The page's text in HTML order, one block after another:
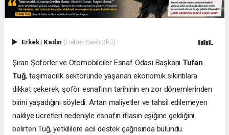
Erkek| Kadın (Haberi Sesli Oku)
Şiran Şoförler ve Otomobilciler Esnaf Odası Başkanı Tufan
Tuğ, taşımacılık sektöründe yaşanan ekonomik sıkıntılara
dikkat çekerek, şoför esnafının tarihinin en zor dönemlerinden
birini yaşadığını söyledi. Artan maliyetler ve tahsil edilemeyen
nakliye ücretleri nedeniyle esnafın iflasın eşiğine geldiğini
belirten Tuğ, yetkililere acil destek çağrısında bulundu.